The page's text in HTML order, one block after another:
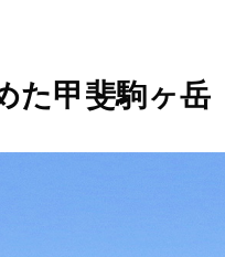
た甲斐駒ヶ岳